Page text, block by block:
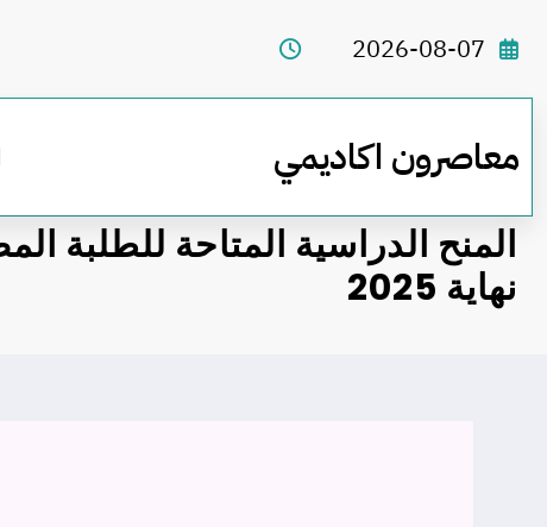
2026-08-07
معاصرون اكاديمي
المنح الدراسية المتاحة للطلبة
نهاية 2025